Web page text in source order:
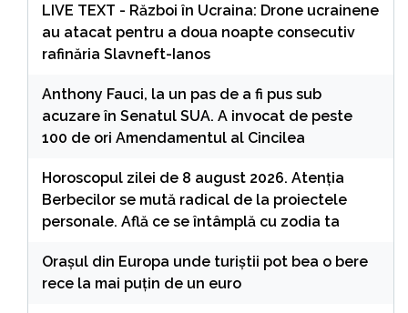
LIVE TEXT - Război în Ucraina: Drone ucrainene
au atacat pentru a doua noapte consecutiv
rafinăria Slavneft-Ianos
Anthony Fauci, la un pas de a fi pus sub
acuzare în Senatul SUA. A invocat de peste
100 de ori Amendamentul al Cincilea
Horoscopul zilei de 8 august 2026. Atenția
Berbecilor se mută radical de la proiectele
personale. Află ce se întâmplă cu zodia ta
Orașul din Europa unde turiștii pot bea o bere
rece la mai puțin de un euro